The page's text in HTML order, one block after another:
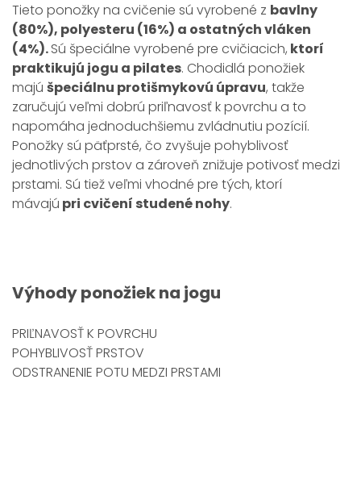
Tieto ponožky na cvičenie sú vyrobené z bavlny
(80%), polyesteru (16%) a ostatných vláken
(4%).Sú špeciálne vyrobené pre cvičiacich, ktorí
praktikujú jogu a pilates. Chodidlá ponožiek
majú špeciálnu protišmykovú úpravu, takže
zaručujú veľmi dobrú priľnavosť k povrchu a to
napomáha jednoduchšiemu zvládnutiu pozícií.
Ponožky sú päťprsté, čo zvyšuje pohyblivosť
jednotlivých prstov a zároveň znižuje potivosť medzi
prstami. Sú tiež veľmi vhodné pre tých, ktorí
mávajú pri cvičení studené nohy.
Výhodyponožiek na jogu
PRIĽNAVOSŤ K POVRCHU
POHYBLIVOSŤ PRSTOV
ODSTRANENIE POTU MEDZI PRSTAMI